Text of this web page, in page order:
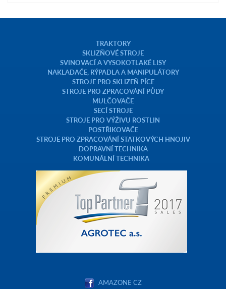
TRAKTORY
SKLIZŇOVÉ STROJE
SVINOVACÍ A VYSOKOTLAKÉ LISY
NAKLADAČE, RÝPADLA A MANIPULÁTORY
STROJE PRO SKLIZEŇ PÍCE
STROJE PRO ZPRACOVÁNÍ PŮDY
MULČOVAČE
SECÍ STROJE
STROJE PRO VÝŽIVU ROSTLIN
POSTŘIKOVAČE
STROJE PRO ZPRACOVÁNÍ STATKOVÝCH HNOJIV
DOPRAVNÍ TECHNIKA
KOMUNÁLNÍ TECHNIKA
AMAZONE CZ